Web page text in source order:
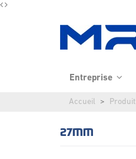
Entreprise
Accueil Produit
27MM